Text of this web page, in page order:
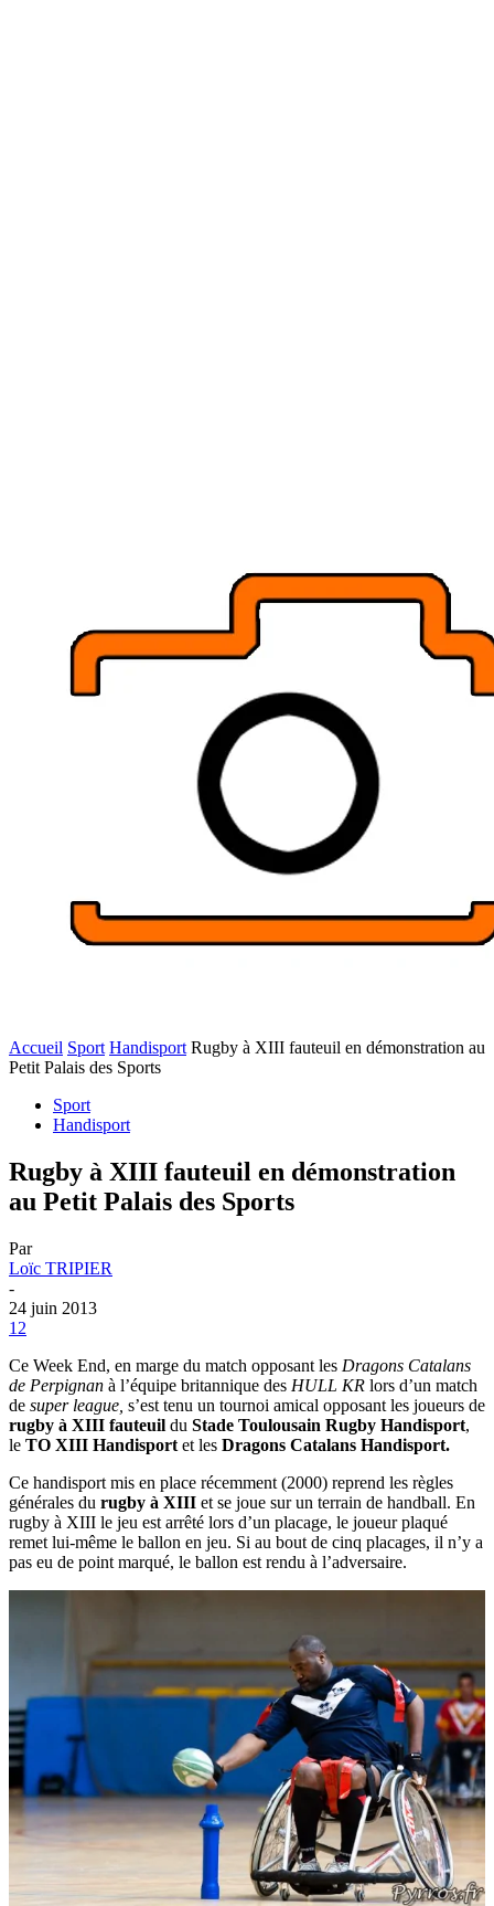
Accueil Sport Handisport Rugby à XIII fauteuil en démonstration au
Petit Palais des Sports
Sport
Handisport
Rugby à XIII fauteuil en démonstration
au Petit Palais des Sports
Par
Loïc TRIPIER
-
24 juin 2013
12
Ce Week End, en marge du match opposant les Dragons Catalans
de Perpignan à l’équipe britannique des HULL KR lors d’un match
de super league, s’est tenu un tournoi amical opposant les joueurs de
rugby à XIII fauteuil du Stade Toulousain Rugby Handisport,
le TO XIII Handisport et les Dragons Catalans Handisport.
Ce handisport mis en place récemment (2000) reprend les règles
générales du rugby à XIII et se joue sur un terrain de handball. En
rugby à XIII le jeu est arrêté lors d’un placage, le joueur plaqué
remet lui-même le ballon en jeu. Si au bout de cinq placages, il n’y a
pas eu de point marqué, le ballon est rendu à l’adversaire.